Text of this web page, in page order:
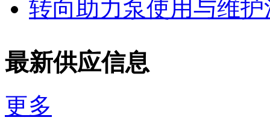
转向助力泵使用与维
最新供应信息
更多